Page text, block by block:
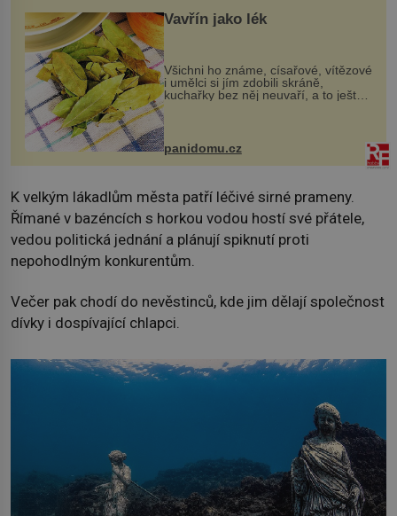
Vavřín jako lék
Všichni ho známe, císařové, vítězové
i umělci si jím zdobili skráně,
kuchařky bez něj neuvaří, a to ještě
nevíte, že bobkový list může výrazně
zmírnit některé naše neduhy.
Obsahuje v malém množství ně...
panidomu.cz
K velkým lákadlům města patří léčivé sirné prameny.
Římané v bazéncích s horkou vodou hostí své přátele,
vedou politická jednání a plánují spiknutí proti
nepohodlným konkurentům.
Večer pak chodí do nevěstinců, kde jim dělají společnost
dívky i dospívající chlapci.